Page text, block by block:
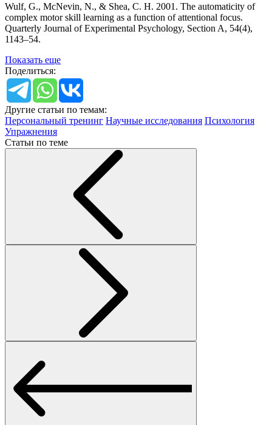
Wulf, G., McNevin, N., & Shea, C. H. 2001. The automaticity of
complex motor skill learning as a function of attentional focus.
Quarterly Journal of Experimental Psychology, Section A, 54(4),
1143–54.
Показать еще
Поделиться:
Другие статьи по темам:
Персональный тренинг Научные исследования Психология
Упражнения
Статьи по теме